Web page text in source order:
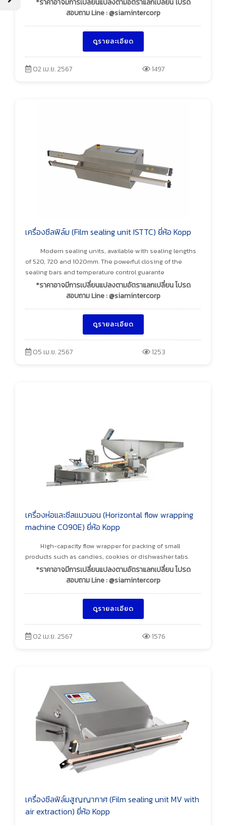
สอบถาม Line : @siamintercorp
ดูรายละเอียด
02 เม.ย. 2567 1497
เครื่องซีลฟิล์ม (Film sealing unit ISTTC) ยี่ห้อ Kopp
Modern sealing units, available with sealing lengths
of 520, 720 and 1020mm. The powerful closing of the
sealing bars and temperature control guarante
*ราคาอาจมีการเปลี่ยนแปลงตามอัตราแลกเปลี่ยน โปรด
สอบถาม Line : @siamintercorp
ดูรายละเอียด
05 เม.ย. 2567 1253
เครื่องห่อและซีลแนวนอน (Horizontal flow wrapping
machine CO90E) ยี่ห้อ Kopp
High-capacity flow wrapper for packing of small
products such as candies, cookies or dishwasher tabs.
*ราคาอาจมีการเปลี่ยนแปลงตามอัตราแลกเปลี่ยน โปรด
สอบถาม Line : @siamintercorp
ดูรายละเอียด
02 เม.ย. 2567 1576
เครื่องซีลฟิล์มสูญญากาศ (Film sealing unit MV with
air extraction) ยี่ห้อ Kopp